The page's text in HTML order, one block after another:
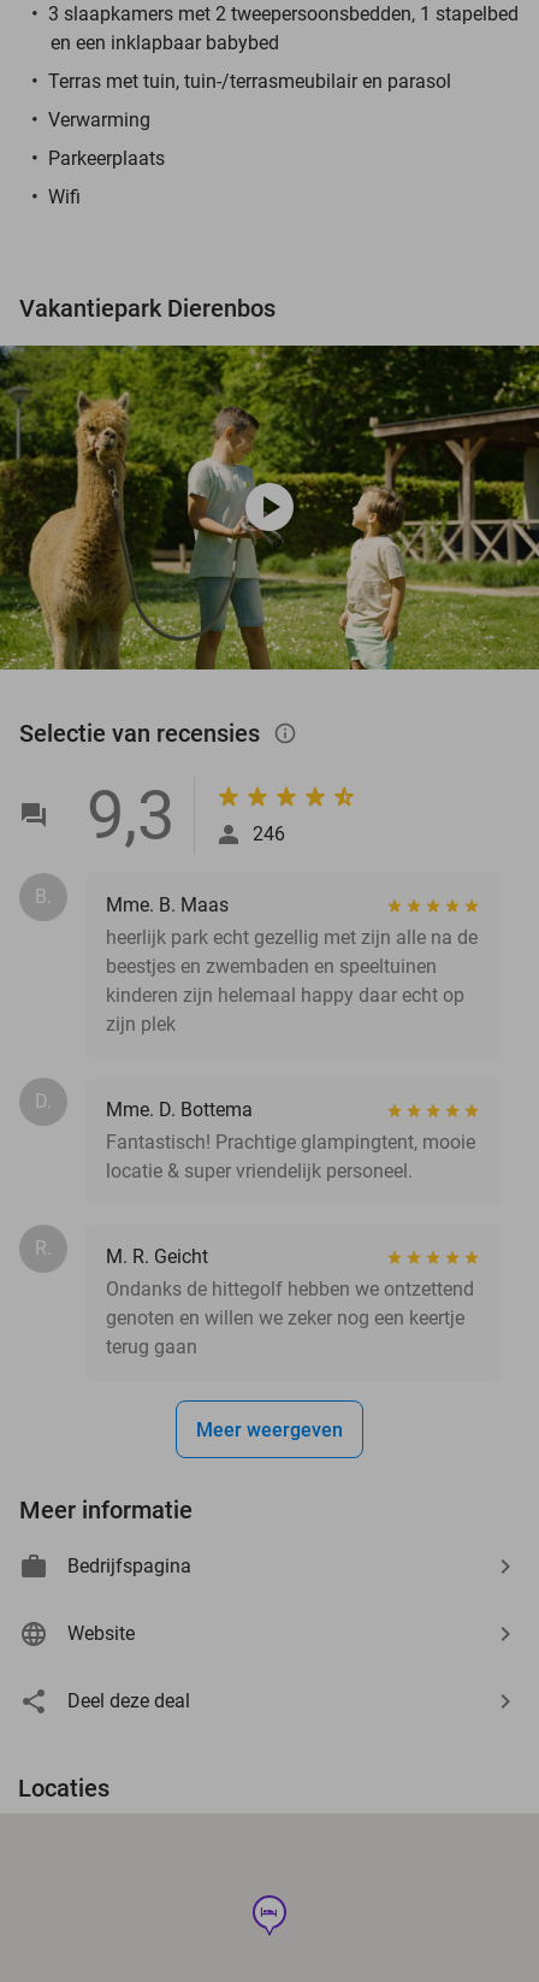
3 slaapkamers met 2 tweepersoonsbedden, 1 stapelbed
en een inklapbaar babybed
Terras met tuin, tuin-/terrasmeubilair en parasol
Verwarming
Parkeerplaats
Wifi
Vakantiepark Dierenbos
play_circle
Selectie van recensies info_outlined
9,3 246
B.
Mme. B. Maas
heerlijk park echt gezellig met zijn alle na de
beestjes en zwembaden en speeltuinen
kinderen zijn helemaal happy daar echt op
zijn plek
D.
Mme. D. Bottema
Fantastisch! Prachtige glampingtent, mooie
locatie & super vriendelijk personeel.
R.
M. R. Geicht
Ondanks de hittegolf hebben we ontzettend
genoten en willen we zeker nog een keertje
terug gaan
Meer weergeven
Meer informatie
Bedrijfspagina
Website
Deel deze deal
Locaties
hotel